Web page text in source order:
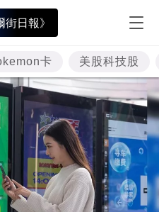
日報》
卡 美股科技股